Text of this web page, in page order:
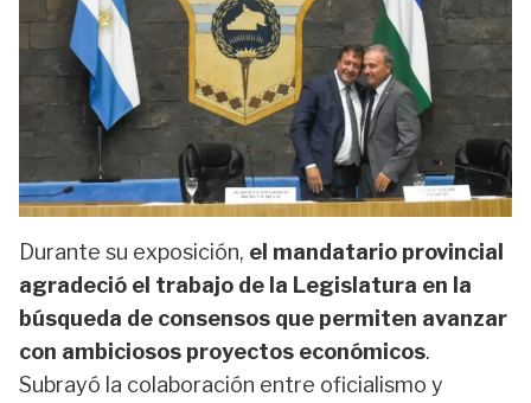
Durante su exposición, el mandatario provincial
agradeció el trabajo de la Legislatura en la
búsqueda de consensos que permiten avanzar
con ambiciosos proyectos económicos.
Subrayó la colaboración entre oficialismo y